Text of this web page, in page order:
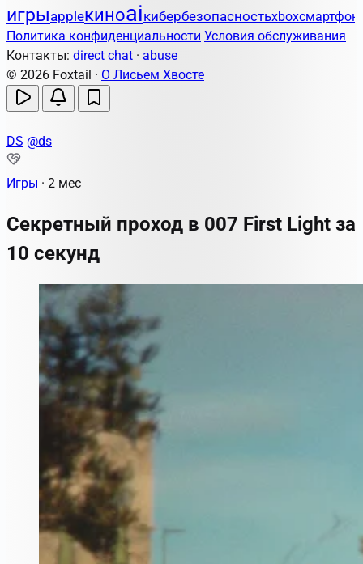
игрыappleкиноaiкибербезопасностьxbox
Политика конфиденциальности Условия обслуживания
Контакты: direct chat · abuse
© 2026 Foxtail · О Лисьем Хвосте
DS @ds
Игры · 2 мес
Секретный проход в 007 First Light за
10 секунд